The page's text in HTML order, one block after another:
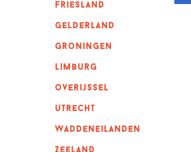
Friesland
Gelderland
Groningen
Limburg
overijssel
utrecht
Waddeneilanden